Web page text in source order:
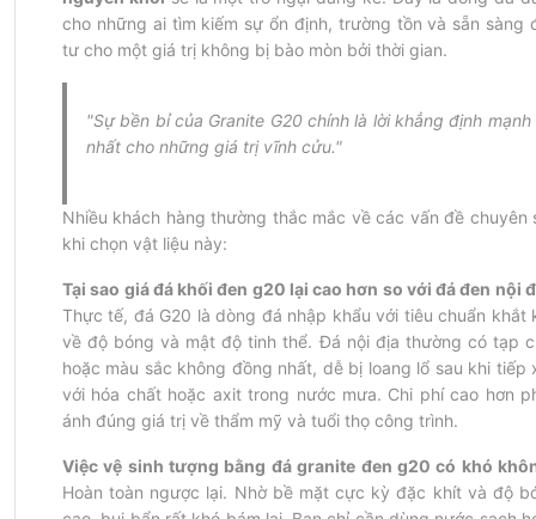
cho những ai tìm kiếm sự ổn định, trường tồn và sẵn sàng
tư cho một giá trị không bị bào mòn bởi thời gian.
"Sự bền bỉ của Granite G20 chính là lời khẳng định mạnh
nhất cho những giá trị vĩnh cửu."
Nhiều khách hàng thường thắc mắc về các vấn đề chuyên
khi chọn vật liệu này:
Tại sao giá đá khối đen g20 lại cao hơn so với đá đen nội
Thực tế, đá G20 là dòng đá nhập khẩu với tiêu chuẩn khắt
về độ bóng và mật độ tinh thể. Đá nội địa thường có tạp
hoặc màu sắc không đồng nhất, dễ bị loang lổ sau khi tiếp
với hóa chất hoặc axit trong nước mưa. Chi phí cao hơn
ánh đúng giá trị về thẩm mỹ và tuổi thọ công trình.
Việc vệ sinh tượng bằng đá granite đen g20 có khó
Hoàn toàn ngược lại. Nhờ bề mặt cực kỳ đặc khít và độ